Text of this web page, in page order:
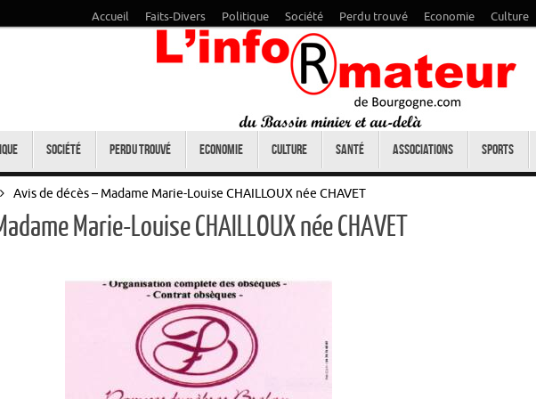
Accueil Faits-Divers Politique Société Perdu trouvé Economie Culture
Société Perdu trouvé Economie Culture Santé Associations Sports
Avis de décès – Madame Marie-Louise CHAILLOUX née CHAVET
Marie-Louise CHAILLOUX née CHAVET